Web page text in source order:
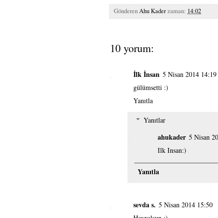
GönderenAhu Kaderzaman: 14:02
10 yorum:
İlk İnsan 5 Nisan 2014 14:19
gülümsetti :)
Yanıtla
Yanıtlar
ahukader 5 Nisan
Ilk Insan:)
Yanıtla
sevda s. 5 Nisan 2014 15:50